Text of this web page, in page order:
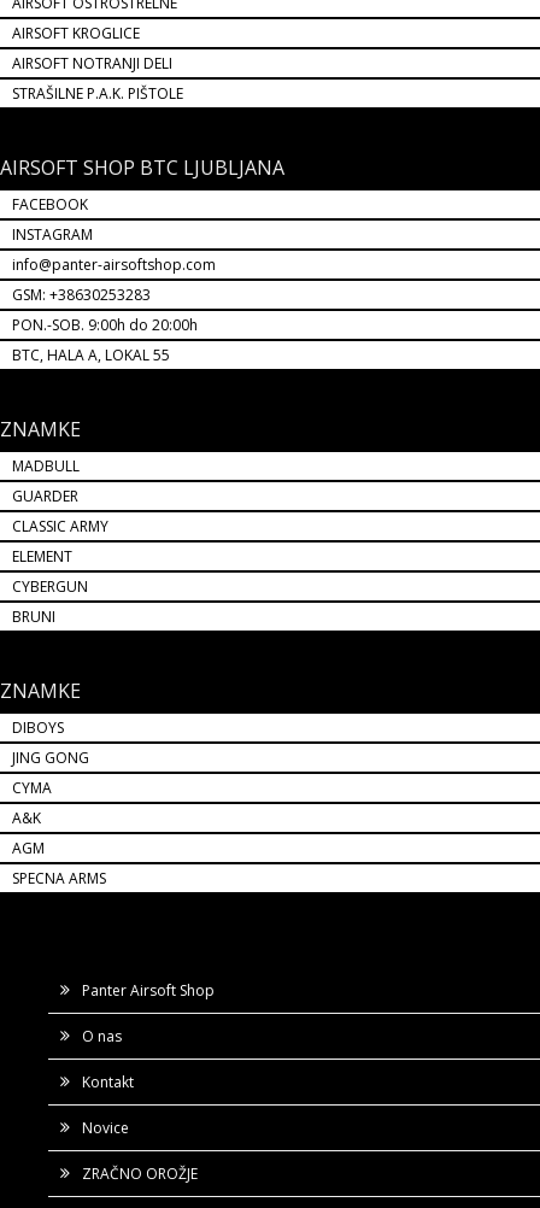
AIRSOFT KROGLICE
AIRSOFT NOTRANJI DELI
STRAŠILNE P.A.K. PIŠTOLE
AIRSOFT SHOP BTC LJUBLJANA
FACEBOOK
INSTAGRAM
info@panter-airsoftshop.com
GSM: +38630253283
PON.-SOB. 9:00h do 20:00h
BTC, HALA A, LOKAL 55
ZNAMKE
MADBULL
GUARDER
CLASSIC ARMY
ELEMENT
CYBERGUN
BRUNI
ZNAMKE
DIBOYS
JING GONG
CYMA
A&K
AGM
SPECNA ARMS
Panter Airsoft Shop
O nas
Kontakt
Novice
ZRAČNO OROŽJE